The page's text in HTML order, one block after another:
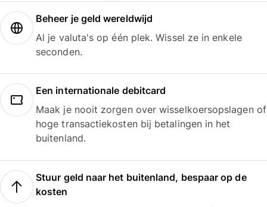
Beheer je geld wereldwijd
Al je valuta's op één plek. Wissel ze in enkele
seconden.
Een internationale debitcard
Maak je nooit zorgen over wisselkoersopslagen of
hoge transactiekosten bij betalingen in het
buitenland.
Stuur geld naar het buitenland, bespaar op de
kosten